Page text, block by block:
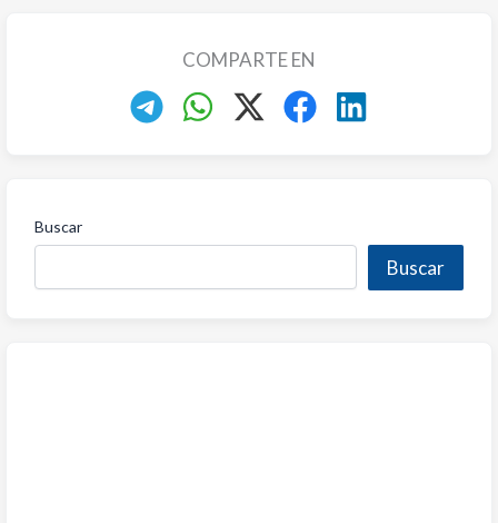
COMPARTE EN
Buscar
Buscar